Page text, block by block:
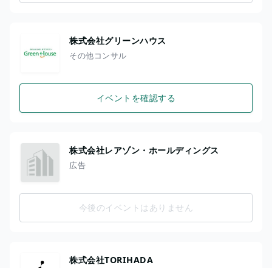
株式会社グリーンハウス
その他コンサル
イベントを確認する
株式会社レアゾン・ホールディングス
広告
今後のイベントはありません
株式会社TORIHADA